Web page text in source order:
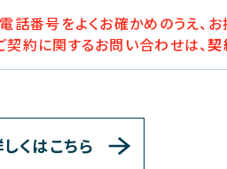
番号をよくお確かめのうえ、お
約に関するお問い合わせは、契
くはこちら